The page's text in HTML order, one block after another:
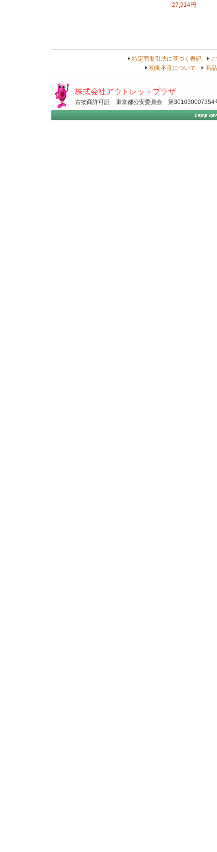
27,914円
特定商取引法に基づく表記
初期不良について
商
株式会社アウトレットプラザ
古物商許可証 東京都公安委員会 第301030007354